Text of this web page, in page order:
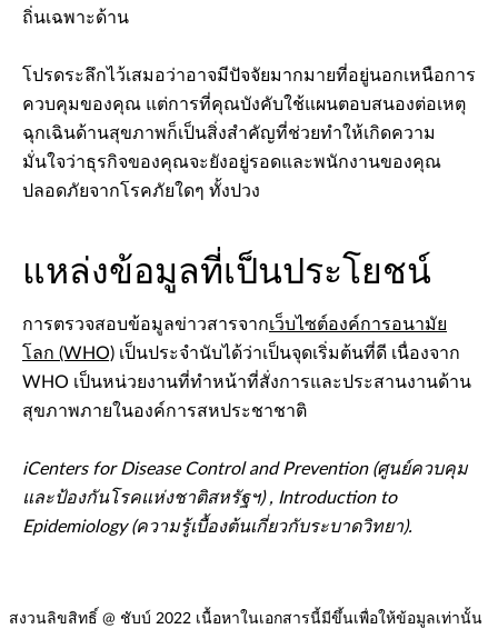
ถิ่นเฉพาะด้าน
โปรดระลึกไว้เสมอว่าอาจมีปัจจัยมากมายที่อยู่นอกเหนือการ
ควบคุมของคุณ แต่การที่คุณบังคับใช้แผนตอบสนองต่อเหตุ
ฉุกเฉินด้านสุขภาพก็เป็นสิ่งสำคัญที่ช่วยทำให้เกิดความ
มั่นใจว่าธุรกิจของคุณจะยังอยู่รอดและพนักงานของคุณ
ปลอดภัยจากโรคภัยใดๆ ทั้งปวง
แหล่งข้อมูลที่เป็นประโยชน์
การตรวจสอบข้อมูลข่าวสารจากเว็บไซต์องค์การอนามัย
โลก (WHO) เป็นประจำนับได้ว่าเป็นจุดเริ่มต้นที่ดี เนื่องจาก
WHO เป็นหน่วยงานที่ทำหน้าที่สั่งการและประสานงานด้าน
สุขภาพภายในองค์การสหประชาชาติ
iCenters for Disease Control and Prevention (ศูนย์ควบคุม
และป้องกันโรคแห่งชาติสหรัฐฯ) , Introduction to
Epidemiology (ความรู้เบื้องต้นเกี่ยวกับระบาดวิทยา).
สงวนลิขสิทธิ์ @ ชับบ์ 2022 เนื้อหาในเอกสารนี้มีขึ้นเพื่อให้ข้อมูลเท่านั้น